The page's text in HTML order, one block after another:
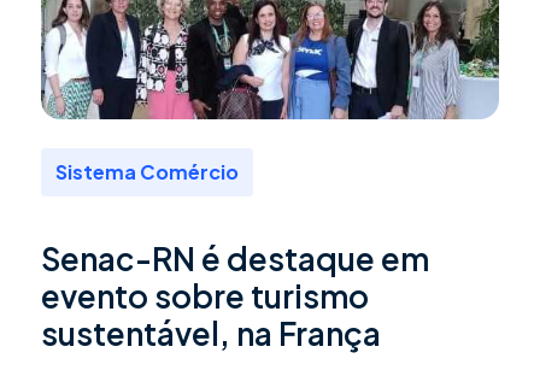
Sistema Comércio
Senac-RN é destaque em
evento sobre turismo
sustentável, na França